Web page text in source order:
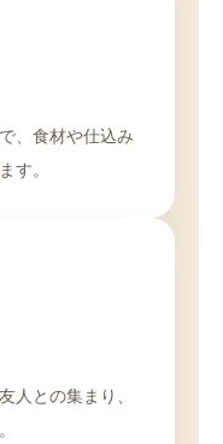
、食材や仕込み
す。
人との集まり、